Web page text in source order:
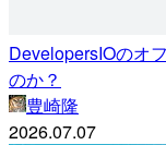
DevelopersIOのオ
のか？
豊崎隆
2026.07.07